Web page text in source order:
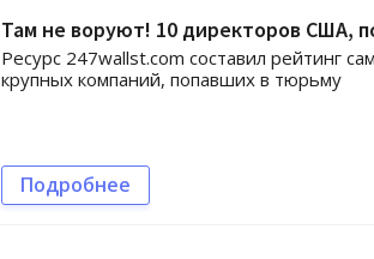
Там не воруют! 10 директоров США,
Ресурс 247wallst.com составил рейтинг
крупных компаний, попавших в тюрьму
Подробнее